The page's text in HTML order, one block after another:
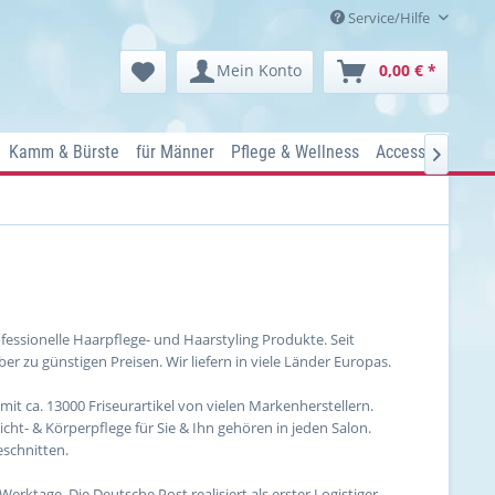
Service/Hilfe
Mein Konto 0,00 € *
Kamm & Bürste für Männer Pflege & Wellness Accessoires

Haarpflege- und Haarstyling Produkte. Seit
zu günstigen Preisen. Wir liefern in viele Länder Europas.
ca. 13000 Friseurartikel von vielen Markenherstellern.
& Körperpflege für Sie & Ihn gehören in jeden Salon.